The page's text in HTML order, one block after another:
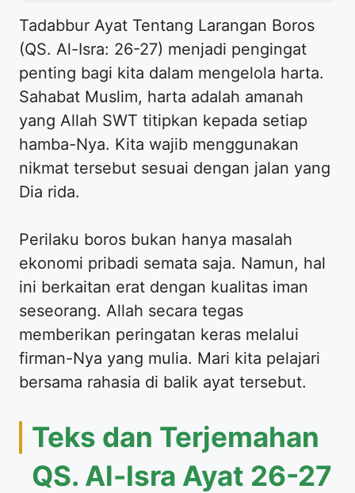
Tadabbur Ayat Tentang Larangan Boros
(QS. Al-Isra: 26-27) menjadi pengingat
penting bagi kita dalam mengelola harta.
Sahabat Muslim, harta adalah amanah
yang Allah SWT titipkan kepada setiap
hamba-Nya. Kita wajib menggunakan
nikmat tersebut sesuai dengan jalan yang
Dia rida.
Perilaku boros bukan hanya masalah
ekonomi pribadi semata saja. Namun, hal
ini berkaitan erat dengan kualitas iman
seseorang. Allah secara tegas
memberikan peringatan keras melalui
firman-Nya yang mulia. Mari kita pelajari
bersama rahasia di balik ayat tersebut.
Teks dan Terjemahan
QS. Al-Isra Ayat 26-27